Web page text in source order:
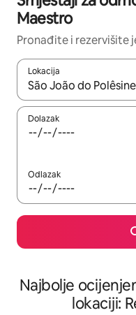
Maestro
Pronađite i rezervišite
Lokacija
Kad rezultati budu
Dolazak
Odlazak
Najbolje
lokaciji: